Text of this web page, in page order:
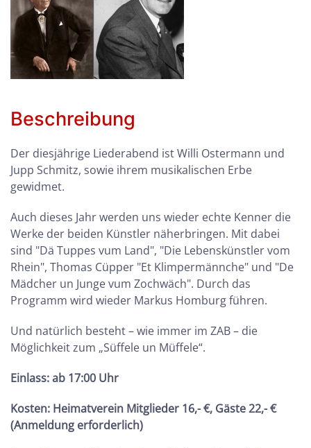
Beschreibung
Der diesjährige Liederabend ist Willi Ostermann und
Jupp Schmitz, sowie ihrem musikalischen Erbe
gewidmet.
Auch dieses Jahr werden uns wieder echte Kenner die
Werke der beiden Künstler näherbringen. Mit dabei
sind "Dä Tuppes vum Land", "Die Lebenskünstler vom
Rhein", Thomas Cüpper "Et Klimpermännche" und "De
Mädcher un Junge vum Zochwäch". Durch das
Programm wird wieder Markus Homburg führen.
Und natürlich besteht – wie immer im ZAB – die
Möglichkeit zum „Süffele un Müffele“.
Einlass: ab 17:00 Uhr
Kosten: Heimatverein Mitglieder 16,- €, Gäste 22,- €
(Anmeldung erforderlich)